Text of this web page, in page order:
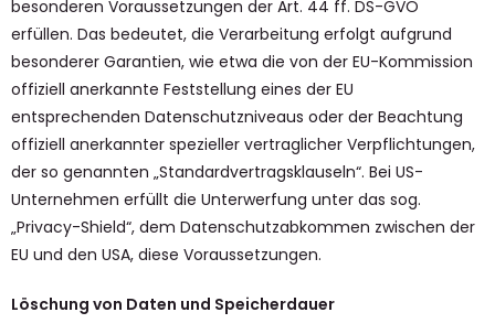
besonderen Voraussetzungen der Art. 44 ff. DS-GVO
erfüllen. Das bedeutet, die Verarbeitung erfolgt aufgrund
besonderer Garantien, wie etwa die von der EU-Kommission
offiziell anerkannte Feststellung eines der EU
entsprechenden Datenschutzniveaus oder der Beachtung
offiziell anerkannter spezieller vertraglicher Verpflichtungen,
der so genannten „Standardvertragsklauseln“. Bei US-
Unternehmen erfüllt die Unterwerfung unter das sog.
„Privacy-Shield“, dem Datenschutzabkommen zwischen der
EU und den USA, diese Voraussetzungen.
Löschung von Daten und Speicherdauer